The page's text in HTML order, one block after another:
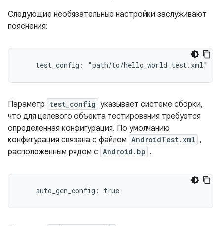
Следующие необязательные настройки заслуживают
пояснения:
    test_config: "path/to/hello_world_test.xml"
Параметр test_config указывает системе сборки,
что для целевого объекта тестирования требуется
определенная конфигурация. По умолчанию
конфигурация связана с файлом AndroidTest.xml ,
расположенным рядом с Android.bp .